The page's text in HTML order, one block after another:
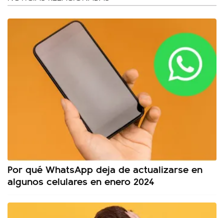
Por qué WhatsApp deja de actualizarse en
algunos celulares en enero 2024